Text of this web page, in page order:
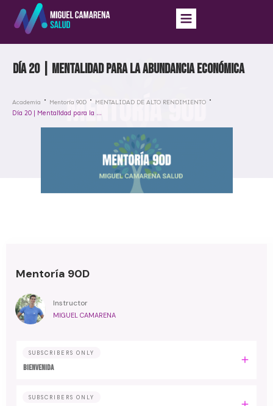
Día 20 | Mentalidad para la abundancia económica
Academia Mentoría 90D MENTALIDAD DE ALTO RENDIMIENTO
Día 20 | Mentalidad para la abundancia económica
Mentoría 90D
Instructor
MIGUEL CAMARENA
SUBSCRIBERS ONLY
BIENVENIDA
SUBSCRIBERS ONLY